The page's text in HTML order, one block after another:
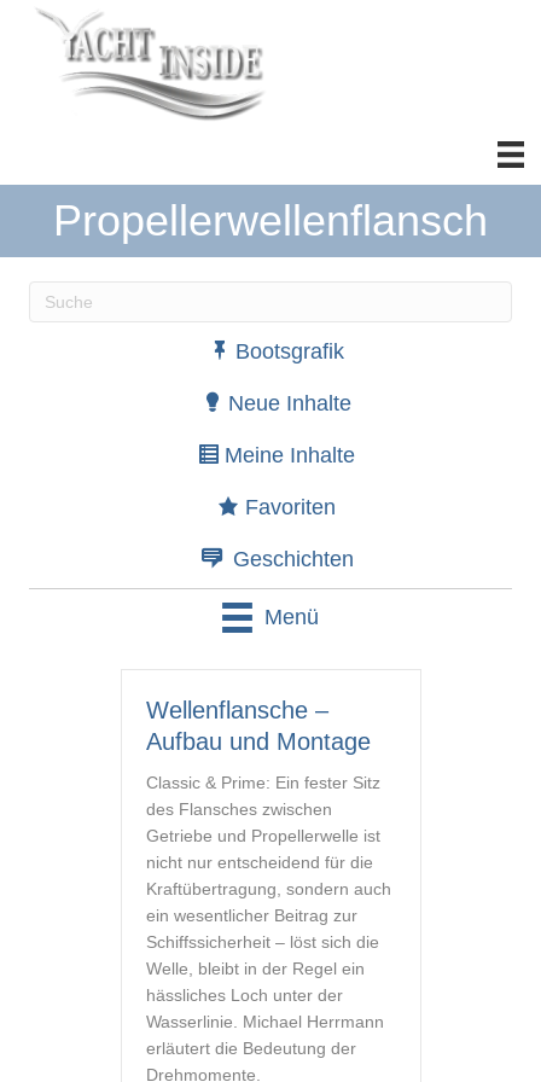
Propellerwellenflansch
Wenn die Ergebnisse der automatischen
Bootsgrafik
Neue Inhalte
Meine Inhalte
Favoriten
Geschichten
Menü
Wellenflansche –
Aufbau und Montage
Classic & Prime: Ein fester Sitz
des Flansches zwischen
Getriebe und Propellerwelle ist
nicht nur entscheidend für die
Kraftübertragung, sondern auch
ein wesentlicher Beitrag zur
Schiffssicherheit – löst sich die
Welle, bleibt in der Regel ein
hässliches Loch unter der
Wasserlinie. Michael Herrmann
erläutert die Bedeutung der
Drehmomente.